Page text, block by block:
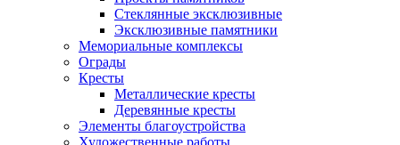
Стеклянные эксклюзивные
Эксклюзивные памятники
Мемориальные комплексы
Ограды
Кресты
Металлические кресты
Деревянные кресты
Элементы благоустройства
Художественные работы